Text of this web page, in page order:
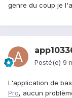
genre du coup je
Posté(e) 9
L'application de
Pro, aucun